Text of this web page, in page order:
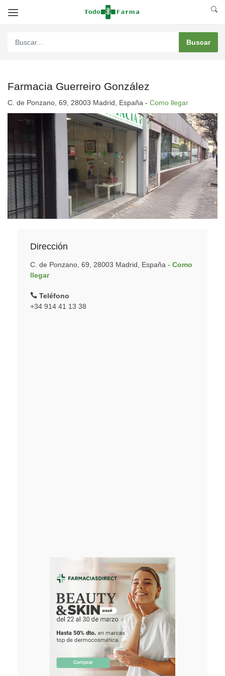
Farmacia Guerreiro González
C. de Ponzano, 69, 28003 Madrid, España - Como llegar
Dirección
C. de Ponzano, 69, 28003 Madrid, España - Como
llegar
Teléfono
+34 914 41 13 38